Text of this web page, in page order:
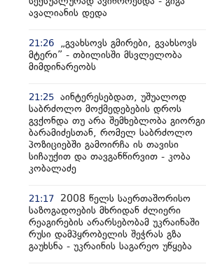
ავალიანის დედა
21:26
„გვახსოვს გმირები, გვახსოვს
მტერი” - თბილისში მსვლელობა
მიმდინარეობს
21:25 აინტერესებდათ, უშუალოდ
საბრძოლო მოქმედებების დროს
გვქონდა თუ არა შემხებლობა გიორგი
ბარამიძესთან, რომელ საბრძოლო
პოზიციებში გამოირჩა ის თავისი
სიჩაუქით და თავგანწირვით - კობა
კობალაძე
21:17
2008 წელს საერთაშორისო
საზოგადოების მხრიდან ძლიერი
რეაგირების არარსებობამ უკრაინაში
რუსი დამპყრობელის შეჭრას გზა
გაუხსნა - უკრაინის საგარეო უწყება